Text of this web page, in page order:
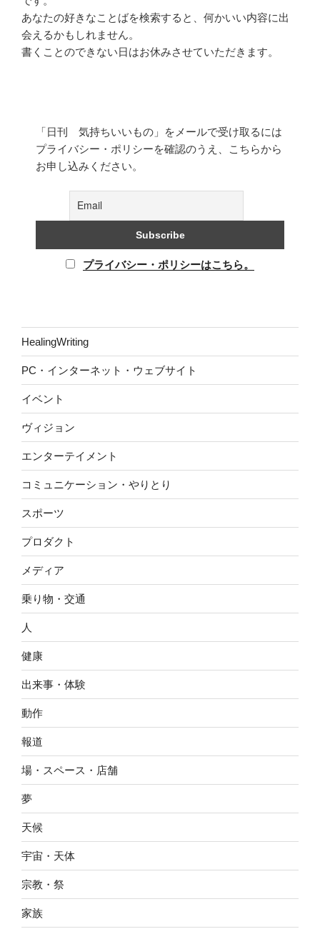
あなたの好きなことばを検索すると、何かいい内容に出
会えるかもしれません。
書くことのできない日はお休みさせていただきます。
「日刊 気持ちいいもの」をメールで受け取るには
プライバシー・ポリシーを確認のうえ、こちらから
お申し込みください。
プライバシー・ポリシーはこちら。
HealingWriting
PC・インターネット・ウェブサイト
イベント
ヴィジョン
エンターテイメント
コミュニケーション・やりとり
スポーツ
プロダクト
メディア
乗り物・交通
人
健康
出来事・体験
動作
報道
場・スペース・店舗
夢
天候
宇宙・天体
宗教・祭
家族